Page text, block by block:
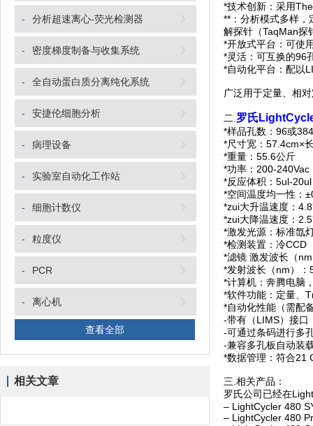
- 分析超速离心-荧光检测器
- 密度梯度制备与收集系统
- 全自动蛋白质分离纯化系统
- 安捷伦细胞分析
- 病理设备
- 实验室自动化工作站
- 细胞计数仪
- 粒度仪
- PCR
- 离心机
查看全部
相关文章
*技术创新：采用
**：分析模式多样
解探针（TaqMan探
*开放式平台：可使
*灵活：可互换的96
*自动化平台：配以
广泛用于定量、相
二. 罗氏
*样品孔数：96或384
*尺寸宽：57.4cm×
*重量：55.6公斤
*功率：200-
*反应体积：5ul-
*空间温度均一性：
*zui大升温速度：
*zui大降温速度：
*激发光源：标准氙
*检测装置：冷CCD
*滤镜 激发波长（
*发射波长（nm）
*计算机：奔腾电脑
*软件功能：定量、
*自动化性能（需配
-带有（LIMS）接口
-可通过条码进行多
-兼容多孔板自动装
*数据管理：符合21
三.相关产品：
罗氏公司已经在
– LightCycler 480
– LightCycler 480